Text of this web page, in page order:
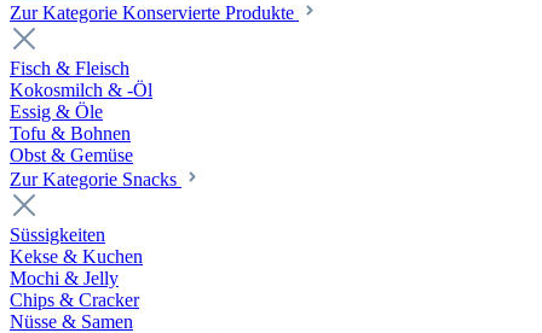
Zur Kategorie Konservierte Produkte
Fisch & Fleisch
Kokosmilch & -Öl
Essig & Öle
Tofu & Bohnen
Obst & Gemüse
Zur Kategorie Snacks
Süssigkeiten
Kekse & Kuchen
Mochi & Jelly
Chips & Cracker
Nüsse & Samen